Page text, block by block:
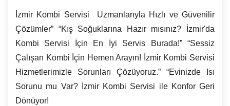
İzmir Kombi Servisi Uzmanlarıyla Hızlı ve Güvenilir
Çözümler” “Kış Soğuklarına Hazır mısınız? İzmir'da
Kombi Servisi İçin En İyi Servis Burada!” “Sessiz
Çalışan Kombi İçin Hemen Arayın! İzmir Kombi Servisi
Hizmetlerimizle Sorunları Çözüyoruz.” “Evinizde Isı
Sorunu mu Var?
İzmir Kombi Servisi ile Konfor Geri
Dönüyor!